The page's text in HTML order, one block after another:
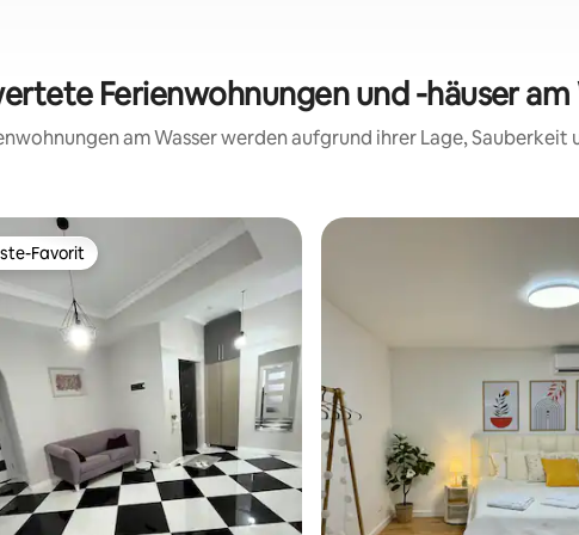
Ferienwohnungen und -häuser am
am Wasser werden aufgrund ihrer Lage,
Bewertung: 5 von 5, 12 Bewertungen
Favorit
Favorit